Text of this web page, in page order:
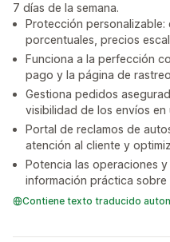
7 días de la semana.
Protección
porcentuales, precios
Funciona a la perfección
pago y la página de
Gestiona pedidos
visibilidad de los envíos en
Portal de reclamos de
atención al cliente y
Potencia las operaciones
información práctica
Contiene texto traducido